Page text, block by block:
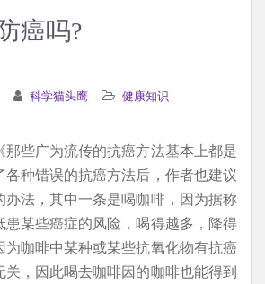
癌吗?
科学猫头鹰 健康知识
些广为流传的抗癌方法基本上都是
种错误的抗癌方法后，作者也建议
办法，其中一条是喝咖啡，因为据称
某些癌症的风险，喝得越多，降得
为咖啡中某种或某些抗氧化物有抗癌
，因此喝去咖啡因的咖啡也能得到